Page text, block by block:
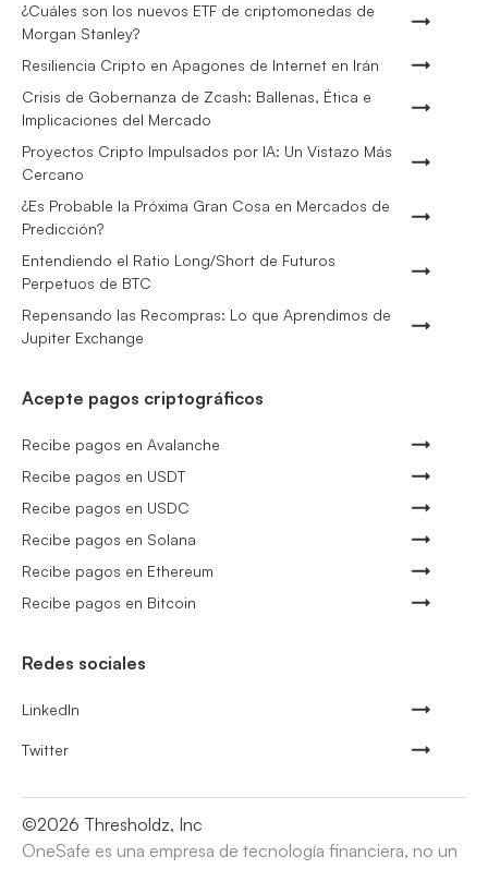
¿Cuáles son los nuevos ETF de criptomonedas de
Morgan Stanley?
Resiliencia Cripto en Apagones de Internet en Irán
Crisis de Gobernanza de Zcash: Ballenas, Ética e
Implicaciones del Mercado
Proyectos Cripto Impulsados por IA: Un Vistazo Más
Cercano
¿Es Probable la Próxima Gran Cosa en Mercados de
Predicción?
Entendiendo el Ratio Long/Short de Futuros
Perpetuos de BTC
Repensando las Recompras: Lo que Aprendimos de
Jupiter Exchange
Acepte pagos criptográficos
Recibe pagos en Avalanche
Recibe pagos en USDT
Recibe pagos en USDC
Recibe pagos en Solana
Recibe pagos en Ethereum
Recibe pagos en Bitcoin
Redes sociales
LinkedIn
Twitter
©2026 Thresholdz, Inc
OneSafe es una empresa de tecnología financiera, no un